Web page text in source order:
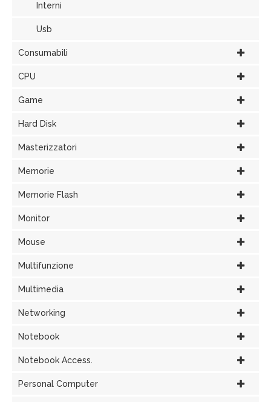
Interni
Usb
Consumabili
CPU
Game
Hard Disk
Masterizzatori
Memorie
Memorie Flash
Monitor
Mouse
Multifunzione
Multimedia
Networking
Notebook
Notebook Access.
Personal Computer